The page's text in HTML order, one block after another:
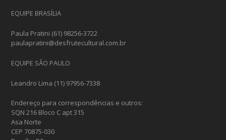
EQUIPE BRASÍLIA
Paula Pratini (61) 98256-3722
paulapratini@desfrutecultural.com.br
EQUIPE SÃO PAULO
Leandro Lima (11) 97956-7338
Endereço para correspondências e outros:
SQN 216 Bloco C apt 315
Asa Norte
CEP 70875-030